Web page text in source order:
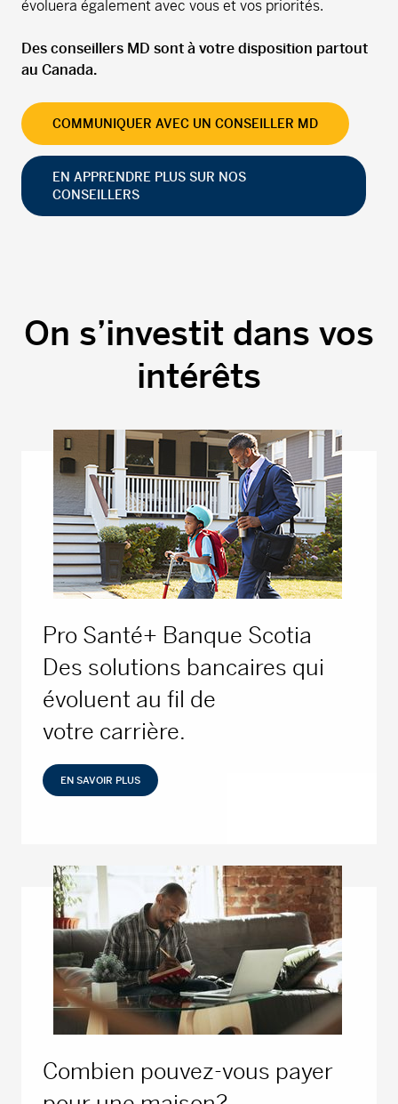
évoluera également avec vous et vos priorités.
Des conseillers MD sont à votre disposition partout
au Canada.
COMMUNIQUER AVEC UN CONSEILLER MD
EN APPRENDRE PLUS SUR NOS
CONSEILLERS
On s’investit dans vos
intérêts
Pro Santé+ Banque Scotia
Des solutions bancaires qui
évoluent au fil de
votre carrière.
EN SAVOIR PLUS
Combien pouvez-vous payer